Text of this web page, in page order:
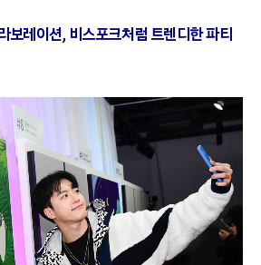
보레이션, 비스포크처럼 트렌디한 파티